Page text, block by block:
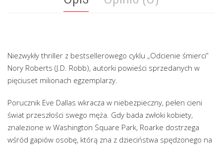
Niezwykły thriller z bestsellerowego cyklu „Odcienie śmierci”
Nory Roberts (J.D. Robb), autorki powieści sprzedanych w
pięciuset milionach egzemplarzy.
Porucznik Eve Dallas wkracza w niebezpieczny, pełen cieni
świat przeszłości swego męża. Gdy bada zwłoki kobiety,
znalezione w Washington Square Park, Roarke dostrzega
wśród gapiów osobę, którą zna z dzieciństwa spędzonego na